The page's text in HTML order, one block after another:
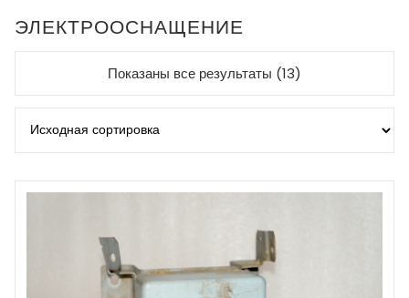
ЭЛЕКТРООСНАЩЕНИЕ
Показаны все результаты (13)